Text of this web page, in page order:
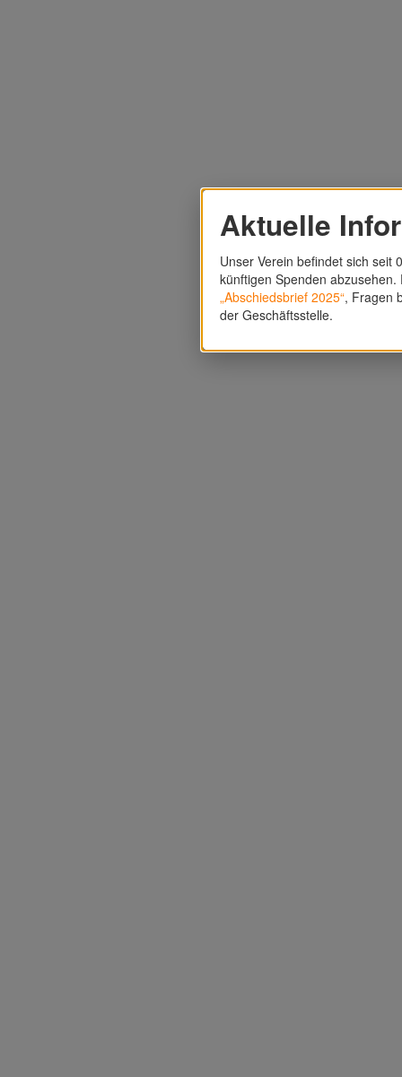
Aktuelle
Unser Verein befindet sich seit
künftigen Spenden
„Abschiedsbrief 2025“, Fragen
der Geschäftsstelle.